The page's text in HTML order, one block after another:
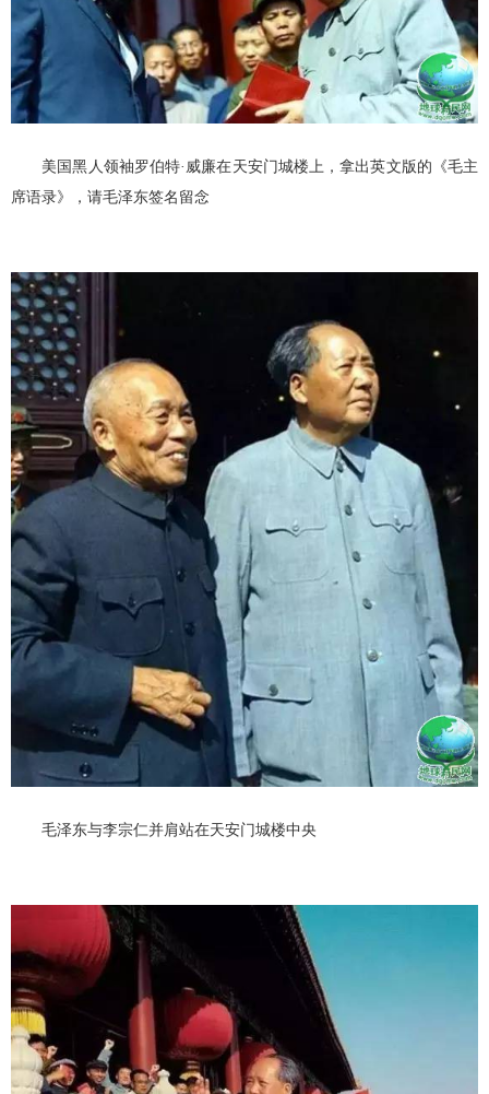
美国黑人领袖罗伯特·威廉在天安门城楼上，拿出英文版的《毛主
席语录》，请毛泽东签名留念
毛泽东与李宗仁并肩站在天安门城楼中央